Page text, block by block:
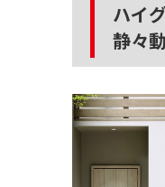
ハイ
静々